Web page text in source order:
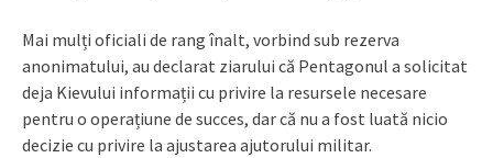
Mai mulți oficiali de rang înalt, vorbind sub rezerva
anonimatului, au declarat ziarului că Pentagonul a solicitat
deja Kievului informații cu privire la resursele necesare
pentru o operațiune de succes, dar că nu a fost luată nicio
decizie cu privire la ajustarea ajutorului militar.